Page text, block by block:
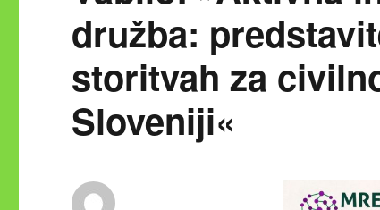
družba:
storitvah za
Sloveniji«